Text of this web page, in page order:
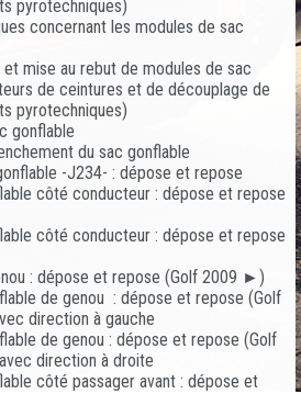
pyrotechniques)
concernant les modules de sac
mise au rebut de modules de sac
de ceintures et de découplage de
pyrotechniques)
gonflable
du sac gonflable
-J234- : dépose et repose
côté conducteur : dépose et repose
côté conducteur : dépose et repose
: dépose et repose (Golf 2009 ►)
de genou : dépose et repose (Golf
direction à gauche
de genou : dépose et repose (Golf
direction à droite
côté passager avant : dépose et